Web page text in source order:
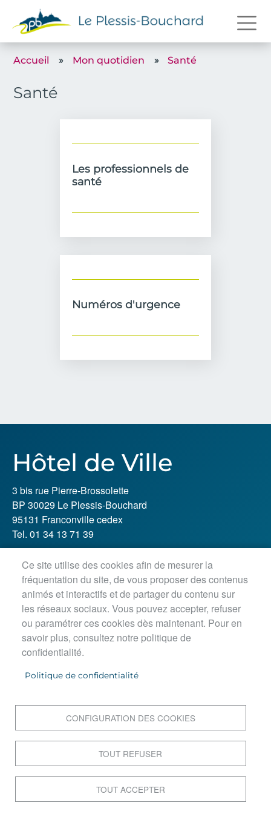
Accueil Mon quotidien Santé
Santé
Les professionnels de
santé
Numéros d'urgence
Hôtel de Ville
3 bis rue Pierre-Brossolette
BP 30029 Le Plessis-Bouchard
95131 Franconville cedex
Tel. 01 34 13 71 39
Horaires d'ouverture :
Lundi, jeudi, vendredi : 8h30-12h / 13h30-18h
Mardi : 8h30-12h / 13h30-18h45
Mercredi matin : 8h30-12h45
PIED DE PAGE
Contact
Données personnelles
Cookies
Accessibilité : Non conforme
Ce site utilise des cookies afin de mesurer la
fréquentation du site, de vous proposer des contenus
animés et interactifs et de partager du contenu sur
les réseaux sociaux. Vous pouvez accepter, refuser
ou paramétrer ces cookies dès maintenant. Pour en
savoir plus, consultez notre politique de
confidentialité.
Politique de confidentialité
CONFIGURATION DES COOKIES
TOUT REFUSER
TOUT ACCEPTER